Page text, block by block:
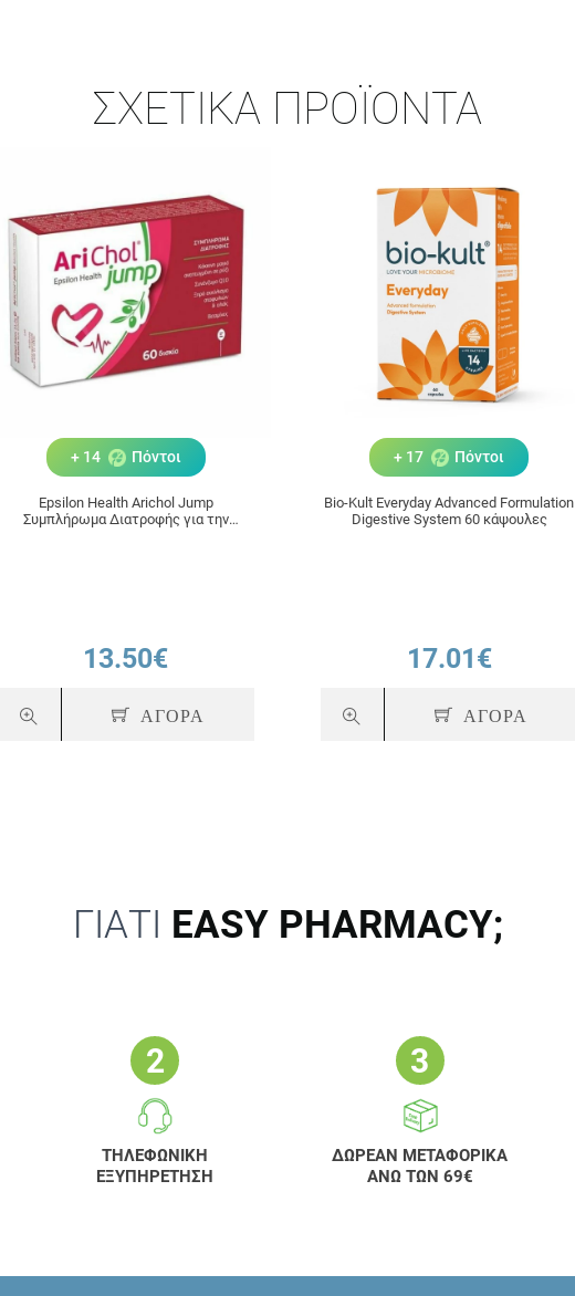
ΣΧΕΤΙΚΆ ΠΡΟΪΌΝΤΑ
+ 14 Πόντοι
Epsilon Health Arichol Jump
Συμπλήρωμα Διατροφής για την
13.50€
ΑΓΟΡΑ
+ 17 Πόντοι
Bio-Kult Everyday Advanced Formulation
Digestive System 60 κάψουλες
17.01€
ΑΓΟΡΑ
ΓΙΑΤΙ EASY PHARMACY;
ΤΗΛΕΦΩΝΙΚΗ
ΕΞΥΠΗΡΕΤΗΣΗ
ΔΩΡΕΑΝ ΜΕΤΑΦΟΡΙΚΑ
ΑΝΩ ΤΩΝ 69€